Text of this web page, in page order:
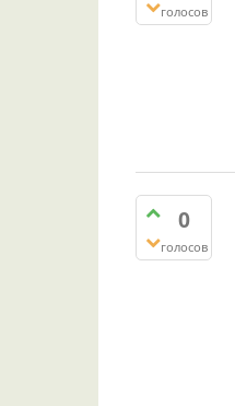
голосов
0
голосов